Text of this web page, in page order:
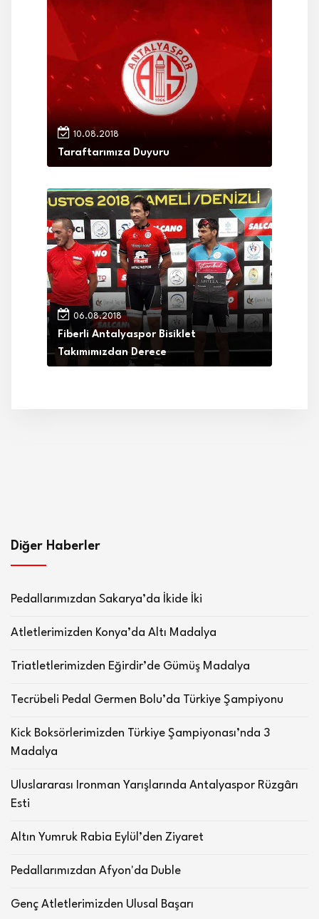
10.08.2018
Taraftarımıza Duyuru
06.08.2018
Fiberli Antalyaspor Bisiklet
Takımımızdan Derece
Diğer Haberler
Pedallarımızdan Sakarya’da İkide İki
Atletlerimizden Konya’da Altı Madalya
Triatletlerimizden Eğirdir’de Gümüş Madalya
Tecrübeli Pedal Germen Bolu’da Türkiye Şampiyonu
Kick Boksörlerimizden Türkiye Şampiyonası’nda 3
Madalya
Uluslararası Ironman Yarışlarında Antalyaspor Rüzgârı
Esti
Altın Yumruk Rabia Eylül’den Ziyaret
Pedallarımızdan Afyon'da Duble
Genç Atletlerimizden Ulusal Başarı